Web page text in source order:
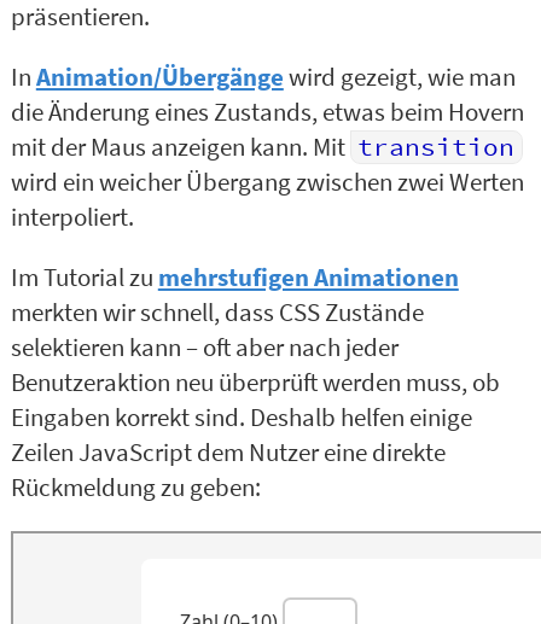
präsentieren.
InAnimation/Übergängewird gezeigt, wie man
die Änderung eines Zustands, etwas beim Hovern
mit der Maus anzeigen kann. Mit transition
wird ein weicher Übergang zwischen zwei Werten
interpoliert.
Im Tutorial zu mehrstufigen Animationen
merkten wir schnell, dass CSS Zustände
selektieren kann – oft aber nach jeder
Benutzeraktion neu überprüft werden muss, ob
Eingaben korrekt sind. Deshalb helfen einige
Zeilen JavaScript dem Nutzer eine direkte
Rückmeldung zu geben: